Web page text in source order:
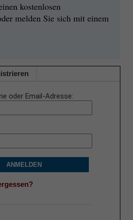
kostenlosen
melden Sie sich mit einem
oder Email-Adresse
ANMELDEN